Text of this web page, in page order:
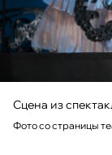
Сцена из
Фото со страницы